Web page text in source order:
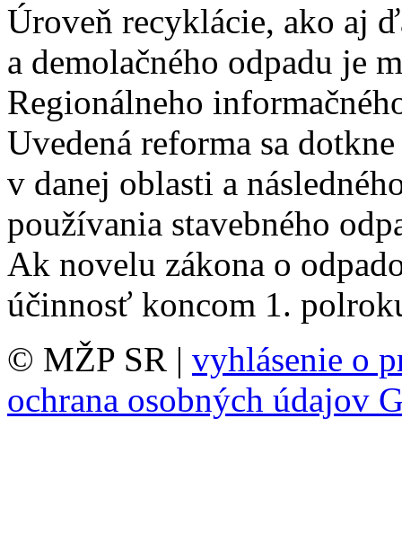
Úroveň recyklácie, ako aj
a demolačného odpadu je
Regionálneho
Uvedená reforma sa
v danej oblasti a
používania stavebného
Ak novelu zákona o
účinnosť koncom 1.
© MŽP SR | vyhlásenie o
ochrana osobných údajov